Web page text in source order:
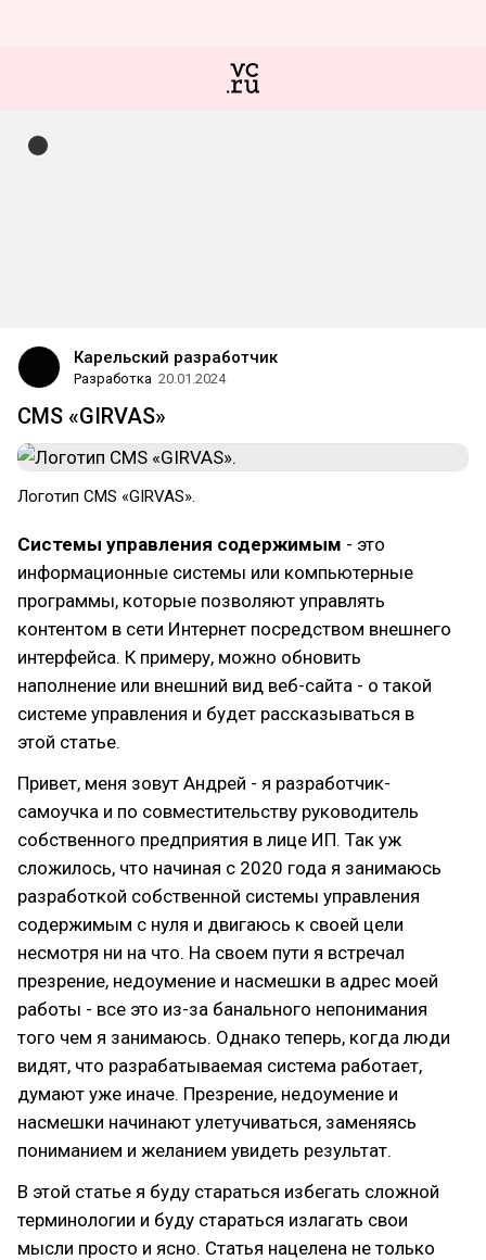
Карельский разработчик
Разработка 20.01.2024
CMS «GIRVAS»
Логотип CMS «GIRVAS».
Системы управления содержимым - это
информационные системы или компьютерные
программы, которые позволяют управлять
контентом в сети Интернет посредством внешнего
интерфейса. К примеру, можно обновить
наполнение или внешний вид веб-сайта - о такой
системе управления и будет рассказываться в
этой статье.
Привет, меня зовут Андрей - я разработчик-
самоучка и по совместительству руководитель
собственного предприятия в лице ИП. Так уж
сложилось, что начиная с 2020 года я занимаюсь
разработкой собственной системы управления
содержимым с нуля и двигаюсь к своей цели
несмотря ни на что. На своем пути я встречал
презрение, недоумение и насмешки в адрес моей
работы - все это из-за банального непонимания
того чем я занимаюсь. Однако теперь, когда люди
видят, что разрабатываемая система работает,
думают уже иначе. Презрение, недоумение и
насмешки начинают улетучиваться, заменяясь
пониманием и желанием увидеть результат.
В этой статье я буду стараться избегать сложной
терминологии и буду стараться излагать свои
мысли просто и ясно. Статья нацелена не только